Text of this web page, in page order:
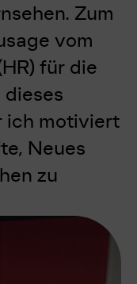
Zum
vom
für die
ich motiviert
Neues
zu